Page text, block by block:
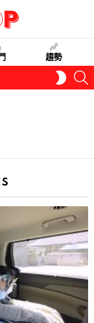
趨勢
SKIN